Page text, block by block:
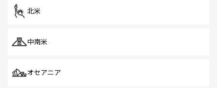
北米
中南米
オセアニア